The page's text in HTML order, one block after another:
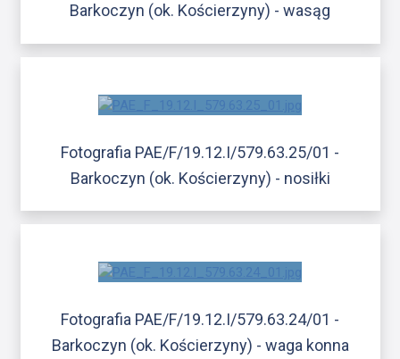
Barkoczyn (ok. Kościerzyny) - wasąg
Fotografia PAE/F/19.12.I/579.63.25/01 -
Barkoczyn (ok. Kościerzyny) - nosiłki
Fotografia PAE/F/19.12.I/579.63.24/01 -
Barkoczyn (ok. Kościerzyny) - waga konna